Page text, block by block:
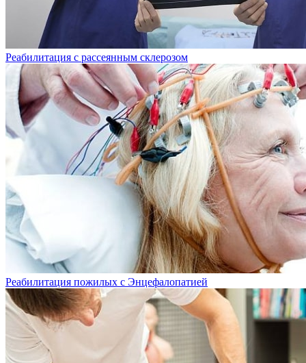
Реабилитация с рассеянным склерозом
Реабилитация пожилых с Энцефалопатией